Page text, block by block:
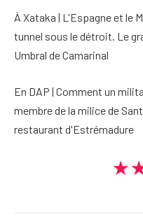
À Xataka | L'Espagne et le
tunnel sous le détroit. Le
Umbral de Camarinal
En DAP | Comment un
membre de la milice de
restaurant d'Estrémadure